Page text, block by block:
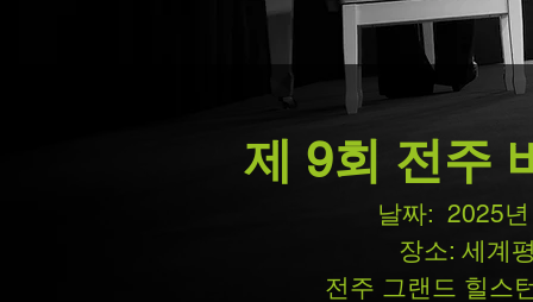
제 9회 전주
날짜: 2025
장소: 세계
전주 그랜드 힐스